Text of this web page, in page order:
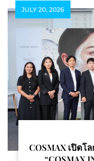
JULY 20, 2026
COSMAX เปิดโ
“COSMAX